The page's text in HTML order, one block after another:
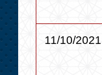
11/10/2021